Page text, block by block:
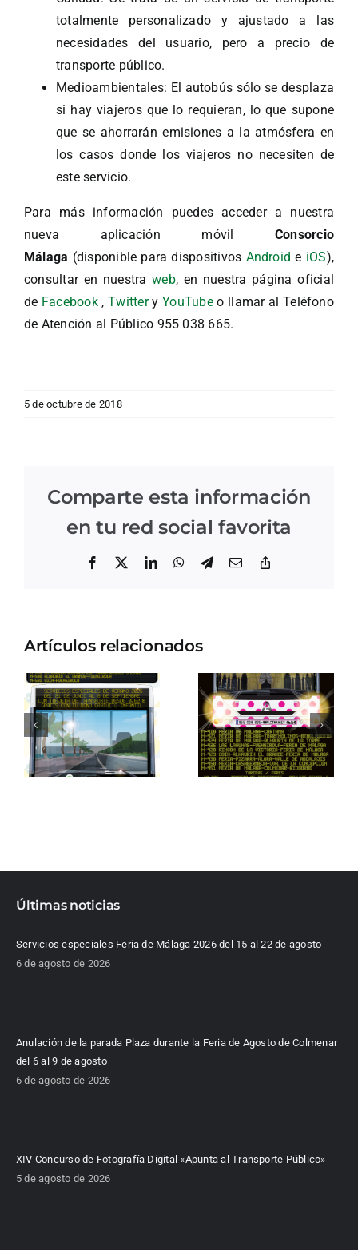
totalmente personalizado y ajustado a las
necesidades del usuario, pero a precio de
transporte público.
Medioambientales: El autobús sólo se desplaza
si hay viajeros que lo requieran, lo que supone
que se ahorrarán emisiones a la atmósfera en
los casos donde los viajeros no necesiten de
este servicio.
Para más información puedes acceder a nuestra
nueva aplicación móvil Consorcio
Málaga (disponible para dispositivos Android e iOS),
consultar en nuestraweb, en nuestra página oficial
de Facebook,TwitteryYouTubeo llamar al Teléfono
de Atención al Público 955 038 665.
5 de octubre de 2018
Comparte esta información
en tu red social favorita
Facebook LinkedInWhatsApp
Telegram
Correo
Artículos relacionados
Últimas noticias
Servicios especiales Feria de Málaga 2026 del 15 al 22 de agosto
6 de agosto de 2026
Anulación de la parada Plaza durante la Feria de Agosto de Colmenar
del 6 al 9 de agosto
6 de agosto de 2026
XIV Concurso de Fotografía Digital «Apunta al Transporte Público»
5 de agosto de 2026